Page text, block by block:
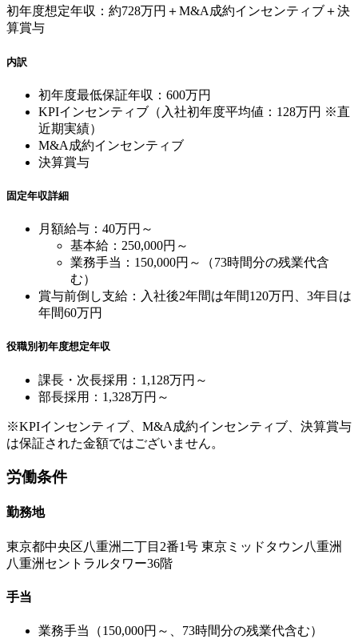
初年度想定年収：約728万円＋M&A成約インセンティブ＋決
算賞与
内訳
初年度最低保証年収：600万円
KPIインセンティブ（入社初年度平均値：128万円 ※直
近期実績）
M&A成約インセンティブ
決算賞与
固定年収詳細
月額給与：40万円～
基本給：250,000円～
業務手当：150,000円～（73時間分の残業代含
む）
賞与前倒し支給：入社後2年間は年間120万円、3年目は
年間60万円
役職別初年度想定年収
課長・次長採用：1,128万円～
部長採用：1,328万円～
※KPIインセンティブ、M&A成約インセンティブ、決算賞与
は保証された金額ではございません。
労働条件
勤務地
東京都中央区八重洲二丁目2番1号 東京ミッドタウン八重洲
八重洲セントラルタワー36階
手当
業務手当（150,000円～、73時間分の残業代含む）